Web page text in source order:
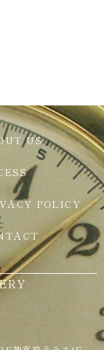
US
POLICY